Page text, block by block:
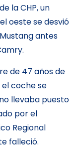
la CHP, un
oeste se desvió
antes
de 47 años de
coche se
llevaba puesto
por el
Regional
falleció.